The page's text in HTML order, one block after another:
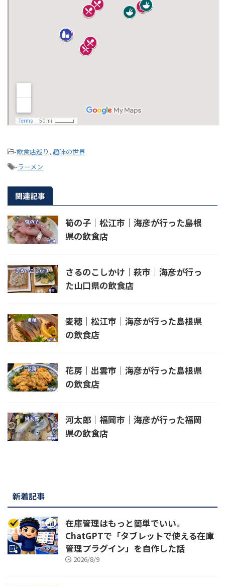
-飲食店巡り , 趣味の世界
-ラーメン
関連記事
筍の子｜松江市｜海彦が行った島根
県の飲食店
さるのこしかけ｜萩市｜海彦が行っ
た山口県の飲食店
麦穂｜松江市｜海彦が行った島根県
の飲食店
花房｜出雲市｜海彦が行った島根県
の飲食店
河太郎｜福岡市｜海彦が行った福岡
県の飲食店
新着記事
在庫管理はもっと簡単でいい。
ChatGPTで「タブレットで使える在庫
管理プラグイン」を自作した話
2026/8/9